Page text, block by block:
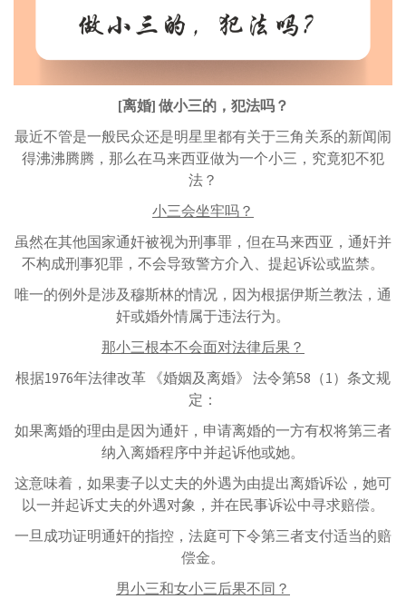
[离婚] 做小三的，犯法吗？
最近不管是一般民众还是明星里都有关于三角关系的新闻闹
得沸沸腾腾，那么在马来西亚做为一个小三，究竟犯不犯
法？
小三会坐牢吗？
虽然在其他国家通奸被视为刑事罪，但在马来西亚，通奸并
不构成刑事犯罪，不会导致警方介入、提起诉讼或监禁。
唯一的例外是涉及穆斯林的情况，因为根据伊斯兰教法，通
奸或婚外情属于违法行为。
那小三根本不会面对法律后果？
根据1976年法律改革 《婚姻及离婚》 法令第58（1）条文规
定：
如果离婚的理由是因为通奸，申请离婚的一方有权将第三者
纳入离婚程序中并起诉他或她。
这意味着，如果妻子以丈夫的外遇为由提出离婚诉讼，她可
以一并起诉丈夫的外遇对象，并在民事诉讼中寻求赔偿。
一旦成功证明通奸的指控，法庭可下令第三者支付适当的赔
偿金。
男小三和女小三后果不同？